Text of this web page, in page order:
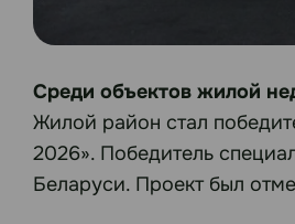
Среди объектов жилой
Жилой район стал
2026». Победитель
Беларуси. Проект был